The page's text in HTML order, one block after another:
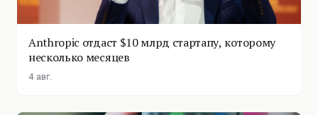
Anthropic отдаст $10 млрд стартапу, которому
несколько месяцев
4 авг.